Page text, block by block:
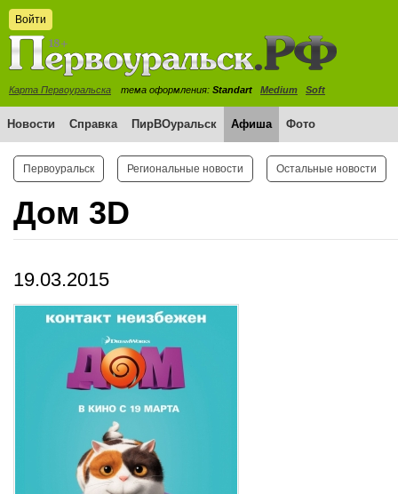
Войти
Карта Первоуральска тема оформления: Standart Medium Soft
Новости Справка ПирВОуральск Афиша Фото
Первоуральск Региональные новости Остальные новости
Дом 3D
19.03.2015